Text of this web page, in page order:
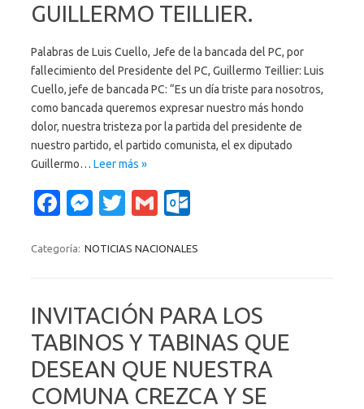
GUILLERMO TEILLIER.
Palabras de Luis Cuello, Jefe de la bancada del PC, por
fallecimiento del Presidente del PC, Guillermo Teillier: Luis
Cuello, jefe de bancada PC: “Es un día triste para nosotros,
como bancada queremos expresar nuestro más hondo
dolor, nuestra tristeza por la partida del presidente de
nuestro partido, el partido comunista, el ex diputado
Guillermo… Leer más »
Fa
e
o
o
k
M
se
g
er
T
it
r
G
ail lo
k.
c
o
m
Categoría: NOTICIAS NACIONALES
INVITACIÓN PARA LOS
TABINOS Y TABINAS QUE
DESEAN QUE NUESTRA
COMUNA CREZCA Y SE